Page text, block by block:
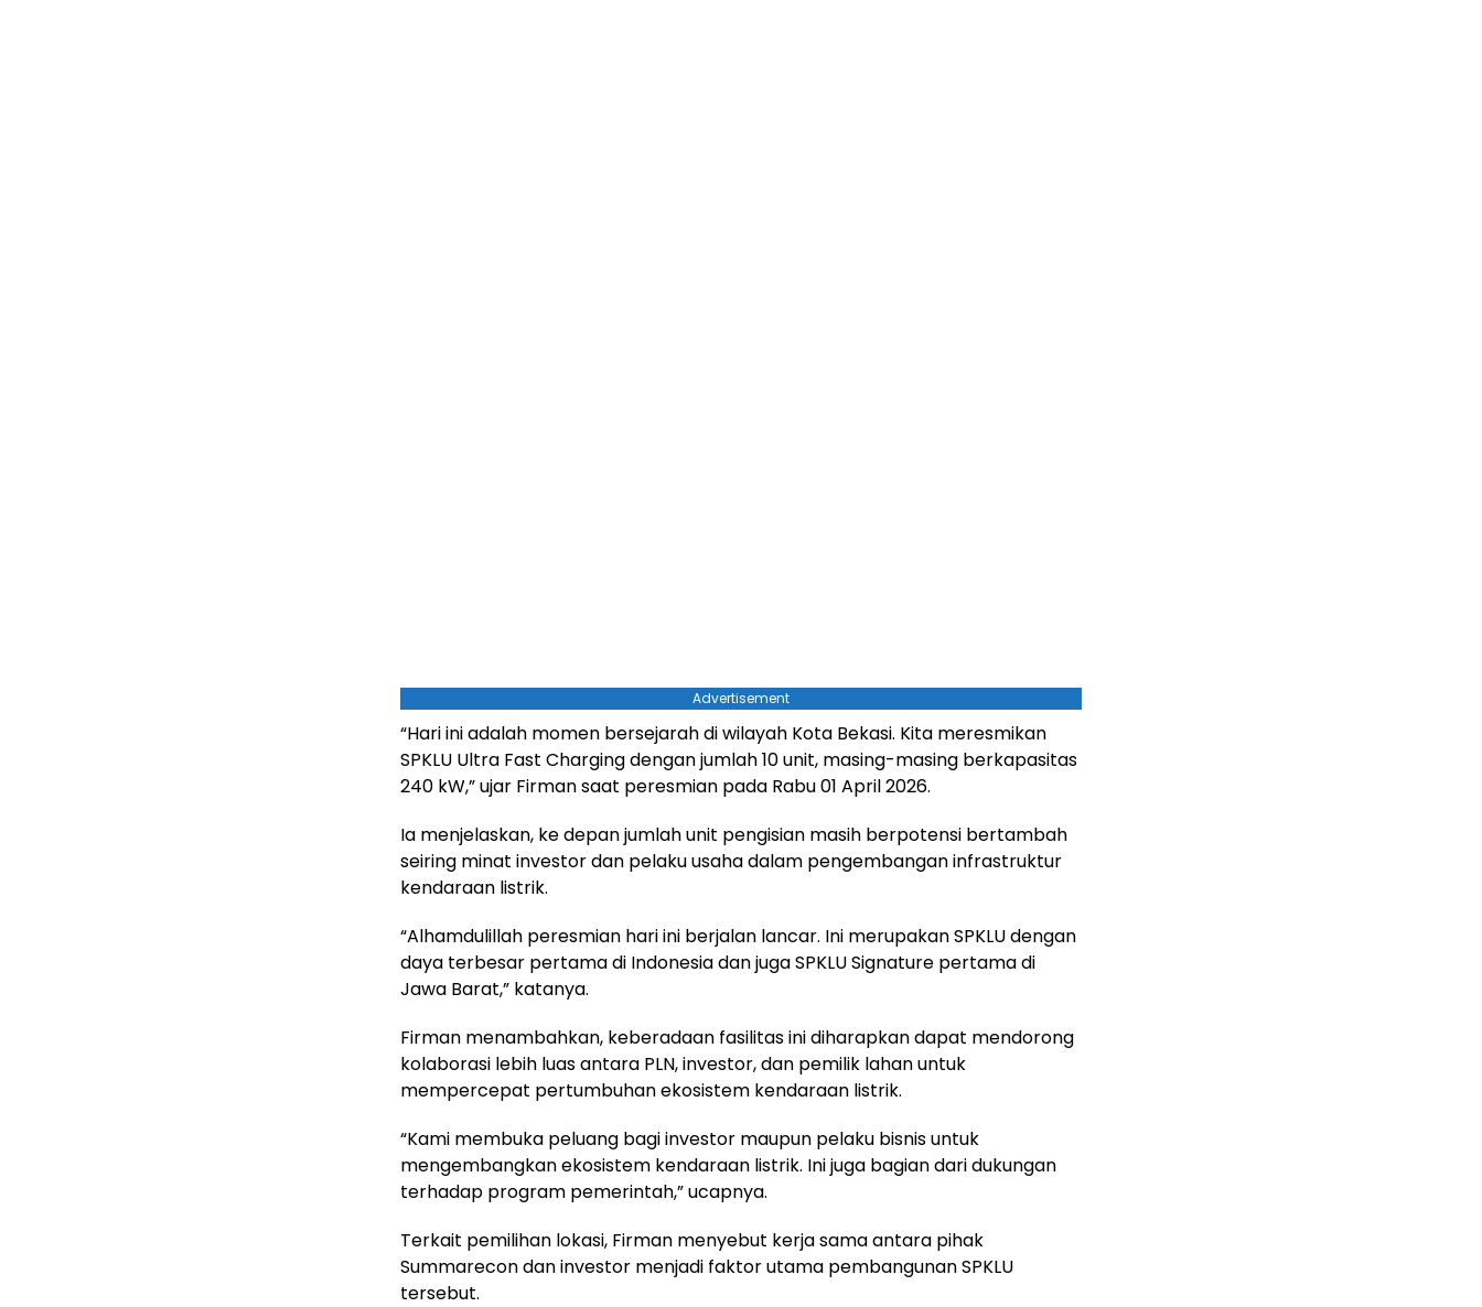
Advertisement
“Hari ini adalah momen bersejarah di wilayah Kota Bekasi. Kita meresmikan
SPKLU Ultra Fast Charging dengan jumlah 10 unit, masing-masing berkapasitas
240 kW,” ujar Firman saat peresmian pada Rabu 01 April 2026.
Ia menjelaskan, ke depan jumlah unit pengisian masih berpotensi bertambah
seiring minat investor dan pelaku usaha dalam pengembangan infrastruktur
kendaraan listrik.
“Alhamdulillah peresmian hari ini berjalan lancar. Ini merupakan SPKLU dengan
daya terbesar pertama di Indonesia dan juga SPKLU Signature pertama di
Jawa Barat,” katanya.
Firman menambahkan, keberadaan fasilitas ini diharapkan dapat mendorong
kolaborasi lebih luas antara PLN, investor, dan pemilik lahan untuk
mempercepat pertumbuhan ekosistem kendaraan listrik.
“Kami membuka peluang bagi investor maupun pelaku bisnis untuk
mengembangkan ekosistem kendaraan listrik. Ini juga bagian dari dukungan
terhadap program pemerintah,” ucapnya.
Terkait pemilihan lokasi, Firman menyebut kerja sama antara pihak
Summarecon dan investor menjadi faktor utama pembangunan SPKLU
tersebut.